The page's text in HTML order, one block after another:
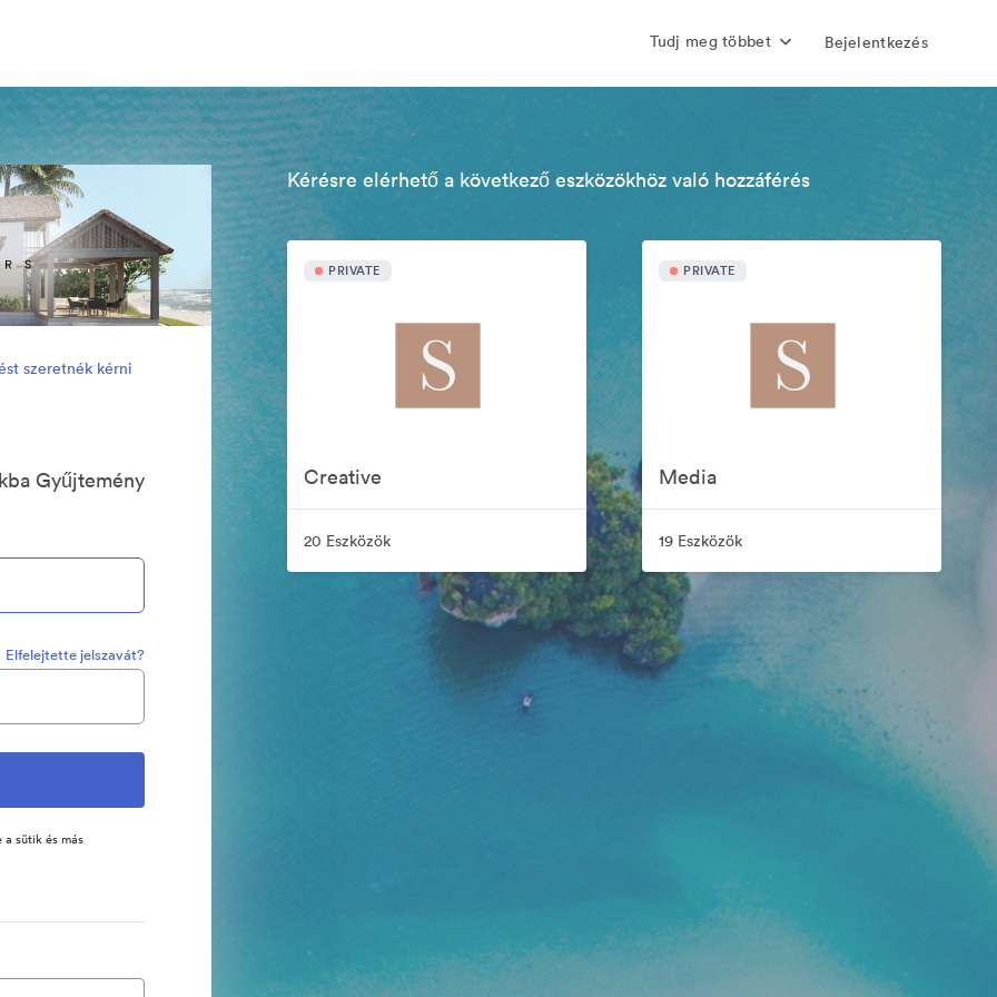
Tudj meg többet Bejelentkezés
szeretnék kérni
Gyűjtemény
Elfelejtette jelszavát?
sütik és más
Kérésre elérhető a következő eszközökhöz való hozzáférés
PRIVATE
Creative
20 Eszközök
PRIVATE
Media
19 Eszközök